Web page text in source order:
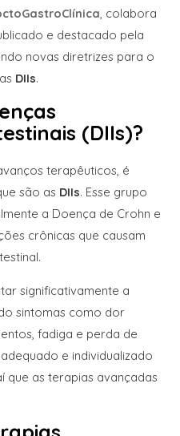
, colabora
e destacado pela
novas diretrizes para o
DIIs.
(DIIs)?
terapêuticos, é
são as DIIs. Esse grupo
a Doença de Crohn e
crônicas que causam
significativamente a
sintomas como dor
fadiga e perda de
e individualizado
que as terapias avançadas